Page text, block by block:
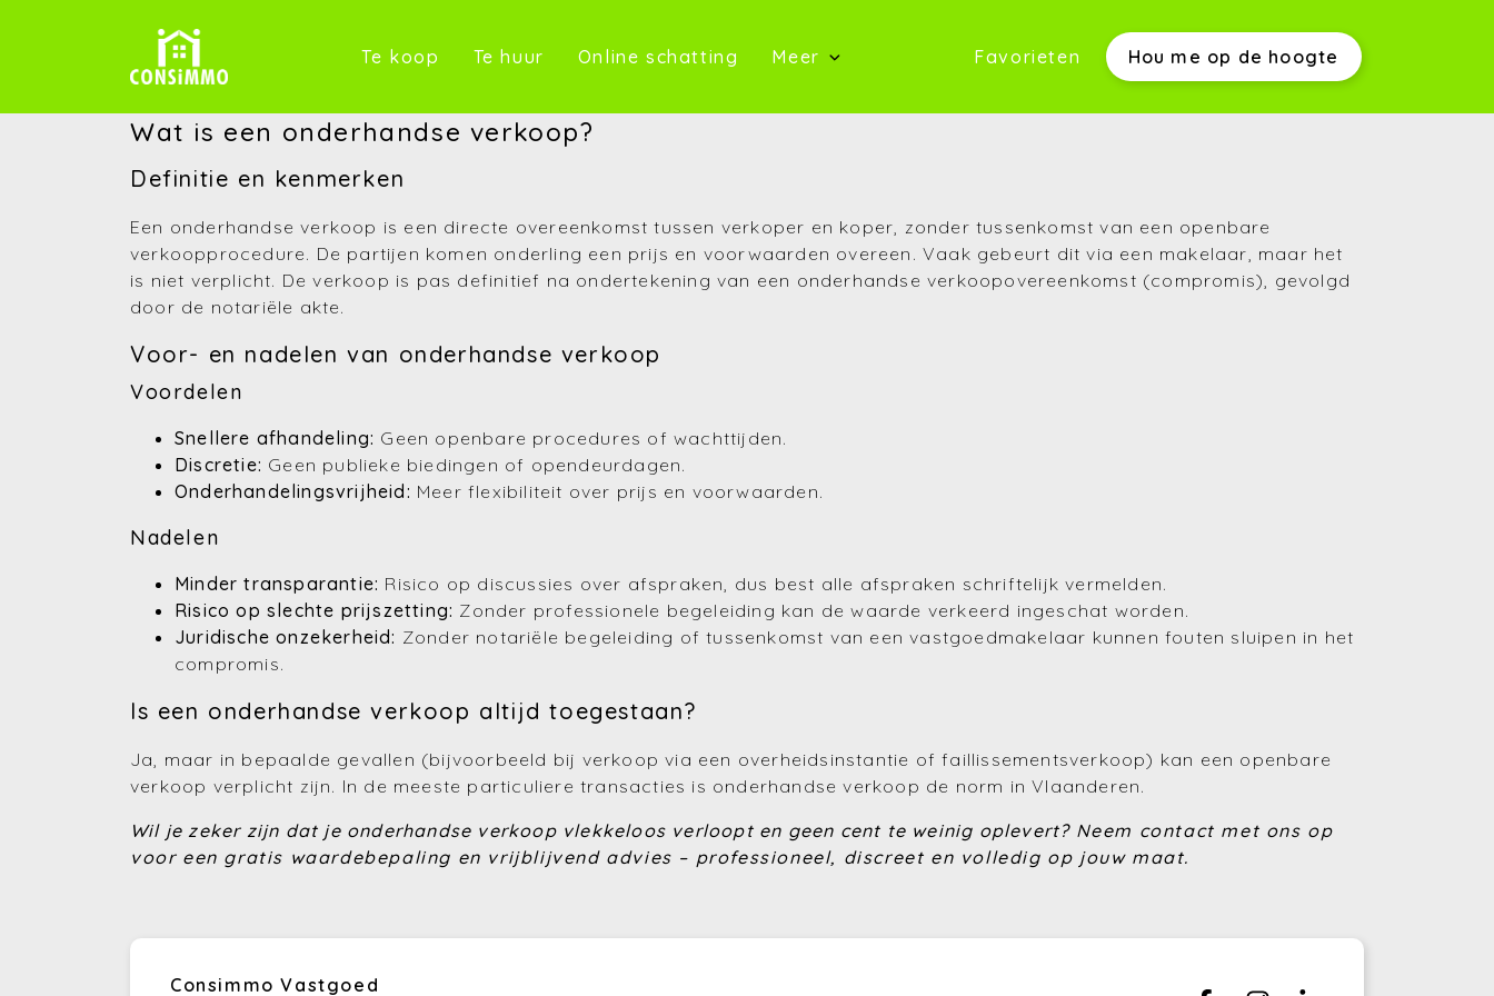
Te koop (Te koop)
Te huur (Te huur)
Online schatting (Online schatting)
Meer
(Onze werkwijze)
(Referenties)
(Financiering)
(Energie)
(Investeren)
Favorieten Hou me op de hoogte
Wat is een onderhandse verkoop?
Definitie en kenmerken
Een onderhandse verkoop is een directe overeenkomst tussen verkoper en koper, zonder tussenkomst van een openbare
verkoopprocedure. De partijen komen onderling een prijs en voorwaarden overeen. Vaak gebeurt dit via een makelaar, maar het
is niet verplicht. De verkoop is pas definitief na ondertekening van een onderhandse verkoopovereenkomst (compromis), gevolgd
door de notariële akte.
Voor- en nadelen van onderhandse verkoop
Voordelen
Snellere afhandeling: Geen openbare procedures of wachttijden.
Discretie: Geen publieke biedingen of opendeurdagen.
Onderhandelingsvrijheid: Meer flexibiliteit over prijs en voorwaarden.
Nadelen
Minder transparantie: Risico op discussies over afspraken, dus best alle afspraken schriftelijk vermelden.
Risico op slechte prijszetting: Zonder professionele begeleiding kan de waarde verkeerd ingeschat worden.
Juridische onzekerheid: Zonder notariële begeleiding of tussenkomst van een vastgoedmakelaar kunnen fouten sluipen in het
compromis.
Is een onderhandse verkoop altijd toegestaan?
Ja, maar in bepaalde gevallen (bijvoorbeeld bij verkoop via een overheidsinstantie of faillissementsverkoop) kan een openbare
verkoop verplicht zijn. In de meeste particuliere transacties is onderhandse verkoop de norm in Vlaanderen.
Wil je zeker zijn dat je onderhandse verkoop vlekkeloos verloopt en geen cent te weinig oplevert? Neem contact met ons op
voor een gratis waardebepaling en vrijblijvend advies – professioneel, discreet en volledig op jouw maat.
Consimmo Vastgoed